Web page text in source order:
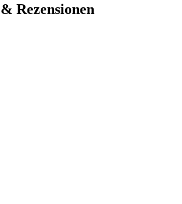
Rezensionen